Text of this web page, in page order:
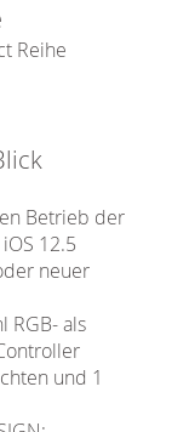
Reihe
Betrieb der
12.5
neuer
RGB- als
und 1